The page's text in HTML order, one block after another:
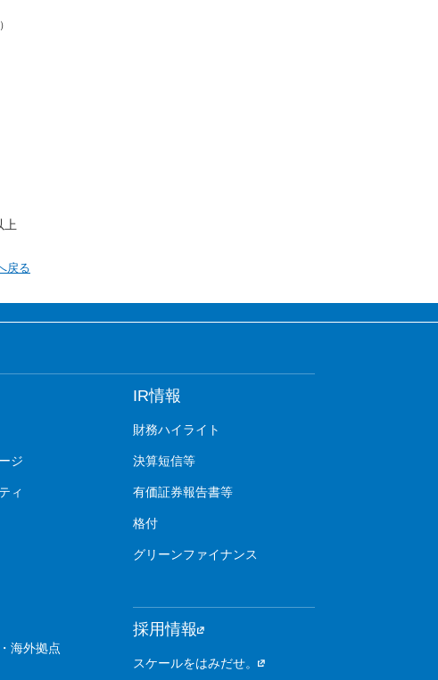
上
戻る
ジ
ィ
海外拠点
IR情報
財務ハイライト
決算短信等
有価証券報告書等
格付
グリーンファイナンス
採用情報
スケールをはみだせ。